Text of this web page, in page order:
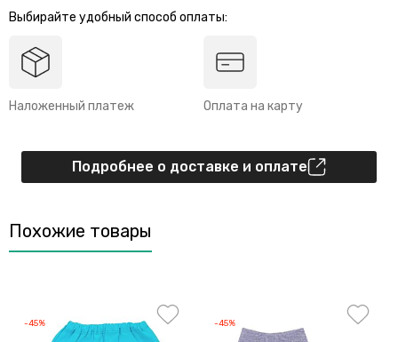
Выбирайте удобный способ оплаты:
Наложенный платеж Оплата на карту
Подробнее о доставке и оплате
Похожие товары
-45% -45%